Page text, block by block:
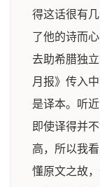
得这话很有
了他的诗而
去助希腊独
月报》传入
是译本。听
即使译得并
高，所以我
懂原文之故